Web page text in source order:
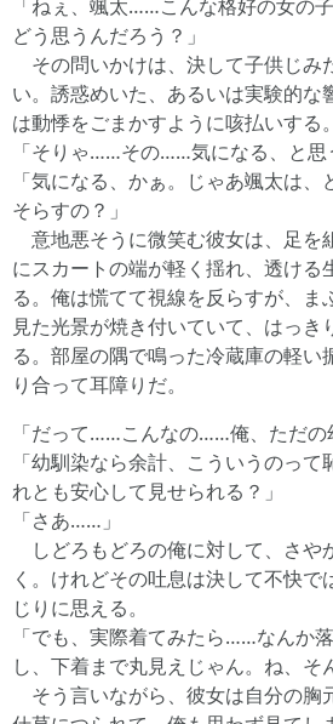
「ねぇ、颯太……こんな格好の女の
どう思うんだろう？」
その問いかけは、決して子供じみ
い。誘惑めいた、あるいは実験的な
は動悸をごまかすように咳払いする。
「そりゃ……その……気になる、と思
「気になる、かぁ。じゃあ颯太は
そらすの？」
意地悪そうに微笑む彼女は、足を
にスカートの端が軽く揺れ、透ける
る。俺は慌てて視線を反らすが、ま
見た光景が焼き付いていて、はっき
る。部屋の隅で鳴った冷蔵庫の軽い
り合って耳障りだ。
「だって……こんなの……俺、ただの
「幼馴染なら余計、こういうのっ
れとも安心して見せられる？」
「さあ……」
しどろもどろの俺に対して、さや
く。けれどその吐息は決して不快で
じりに思える。
「でも、実際着てみたら……なんか
し、下着まで丸見えじゃん。ね、そ
そう言いながら、彼女は自分の胸